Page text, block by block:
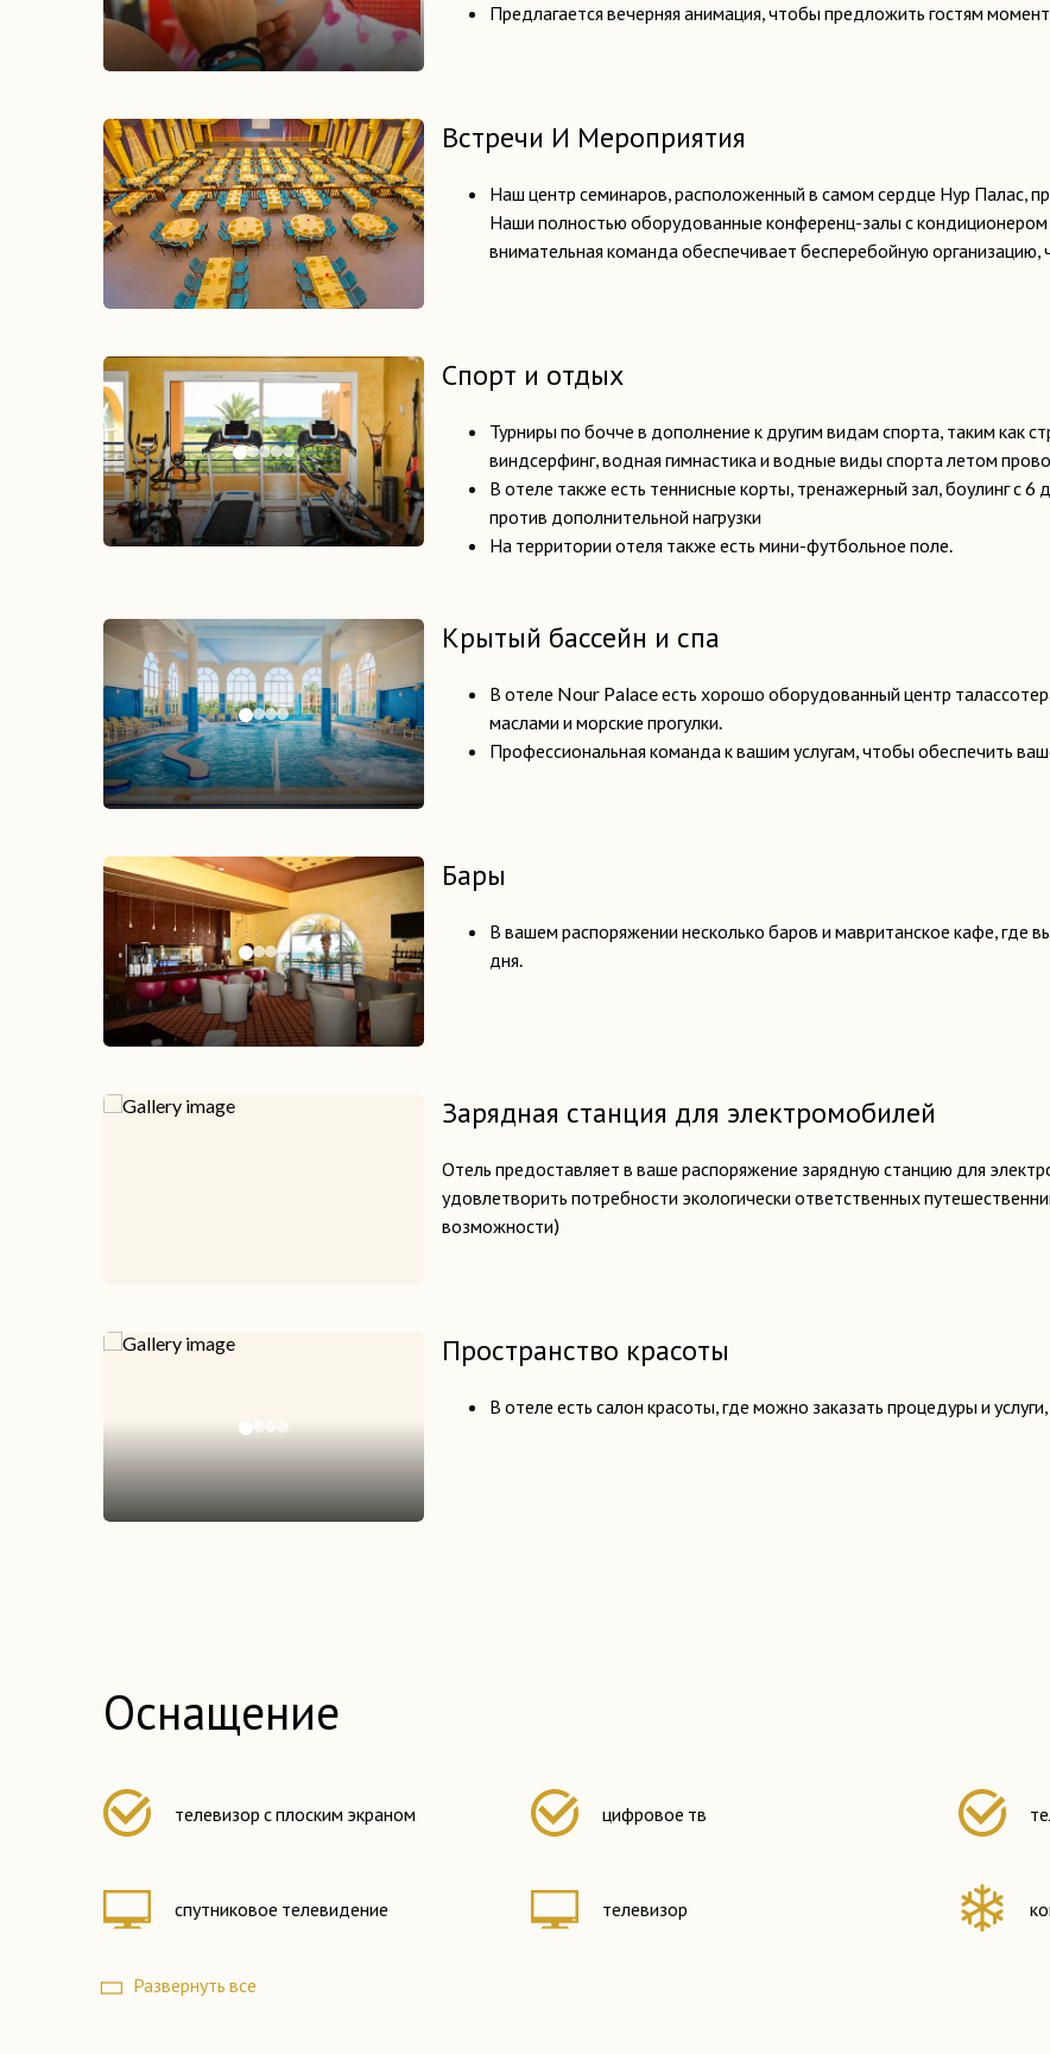
Предлагается вечерняя анимация, чтобы предложить гостям
Встречи И Мероприятия
Наш центр семинаров, расположенный в самом сердце Нур Палас,
Наши полностью оборудованные конференц-залы с
внимательная команда обеспечивает бесперебойную
Спорт и отдых
Турниры по бочче в дополнение к другим видам спорта, таким как
виндсерфинг, водная гимнастика и водные виды спорта летом
В отеле также есть теннисные корты, тренажерный зал, боулинг с
против дополнительной нагрузки
На территории отеля также есть мини-футбольное поле.
Крытый бассейн и спа
В отеле Nour Palace есть хорошо оборудованный центр
маслами и морские прогулки.
Профессиональная команда к вашим услугам, чтобы обеспечить
Бары
В вашем распоряжении несколько баров и мавританское кафе, где
дня.
Зарядная станция для электромобилей
Отель предоставляет в ваше распоряжение зарядную станцию для
удовлетворить потребности экологически ответственных
возможности)
Пространство красоты
В отеле есть салон красоты, где можно заказать процедуры и
Оснащение
телевизор с плоским экраном цифровое тв
спутниковое телевидение телевизор
морозильная камера
Развернуть все